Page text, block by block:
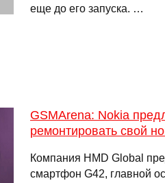
еще до его запуска. …
GSMArena: Nokia
ремонтировать свой
Компания HMD Global
смартфон G42, главной